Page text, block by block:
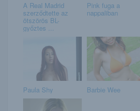
A Real Madrid
szerződtette az
ötszörös BL-
győztes ...
Pink fuga a
nappaliban
Paula Shy Barbie Wee